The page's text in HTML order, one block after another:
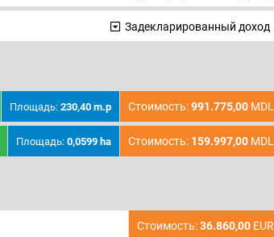
Задекларированный доход
Стоимость:991.775,00 MDL
Площадь: 230,40 m.p
Стоимость: 159.997,00 MDL
Площадь: 0,0599 ha
Стоимость:36.860,00 EUR